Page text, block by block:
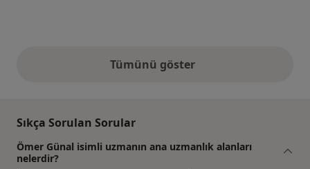
Tümünü gösteryukarıdaki görüşler
Sıkça Sorulan Sorular
Ömer Günal isimli uzmanın ana uzmanlık alanları
nelerdir?